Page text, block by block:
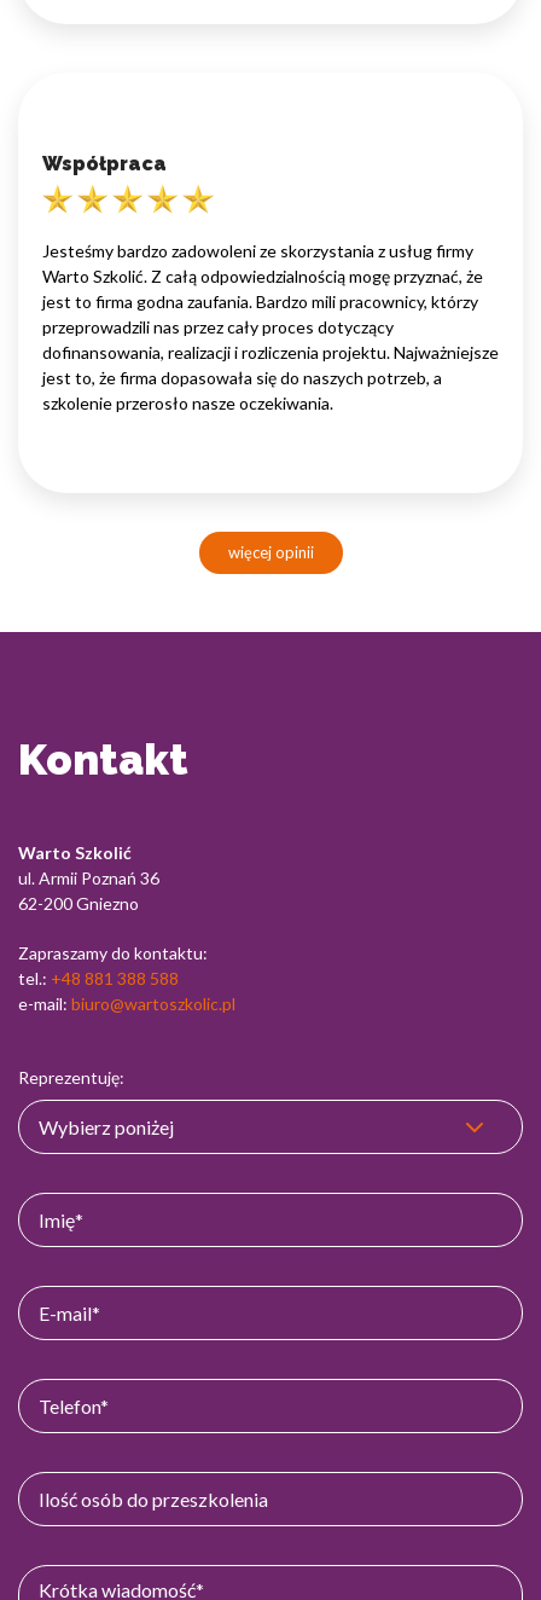
Współpraca
Jesteśmy bardzo zadowoleni ze skorzystania z usług firmy
Warto Szkolić. Z całą odpowiedzialnością mogę przyznać, że
jest to firma godna zaufania. Bardzo mili pracownicy, którzy
przeprowadzili nas przez cały proces dotyczący
dofinansowania, realizacji i rozliczenia projektu. Najważniejsze
jest to, że firma dopasowała się do naszych potrzeb, a
szkolenie przerosło nasze oczekiwania.
więcej opinii
Kontakt
Warto Szkolić
ul. Armii Poznań 36
62-200 Gniezno
Zapraszamy do kontaktu:
tel.: +48 881 388 588
e-mail: biuro@wartoszkolic.pl
Reprezentuję: